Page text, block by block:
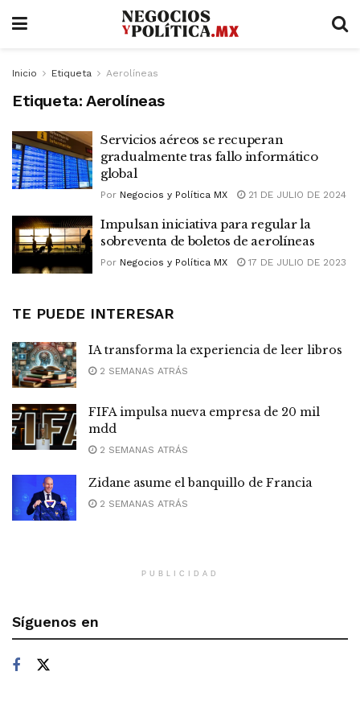
Inicio Etiqueta Aerolíneas
Etiqueta: Aerolíneas
Servicios aéreos se recuperan
gradualmente tras fallo informático
global
Por Negocios y Política MX 21 DE JULIO DE 2024
Impulsan iniciativa para regular la
sobreventa de boletos de aerolíneas
Por Negocios y Política MX 17 DE JULIO DE 2023
TE PUEDE INTERESAR
IA transforma la experiencia de leer libros
2 SEMANAS ATRÁS
FIFA impulsa nueva empresa de 20 mil
mdd
2 SEMANAS ATRÁS
Zidane asume el banquillo de Francia
2 SEMANAS ATRÁS
PUBLICIDAD
Síguenos en